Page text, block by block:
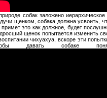
собак заложено
щенком, собака должна усвоить,
примет это как должное, будет
щенок попытается изменить
чихуахуа, вскоре эти
давать собаке